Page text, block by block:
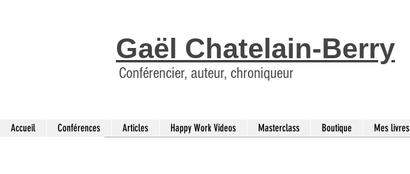
Gaël Chatelain-Berry
Conférencier, auteur, chroniqueur
Accueil Conférences Articles Happy Work Videos Masterclass Boutique Mes livres